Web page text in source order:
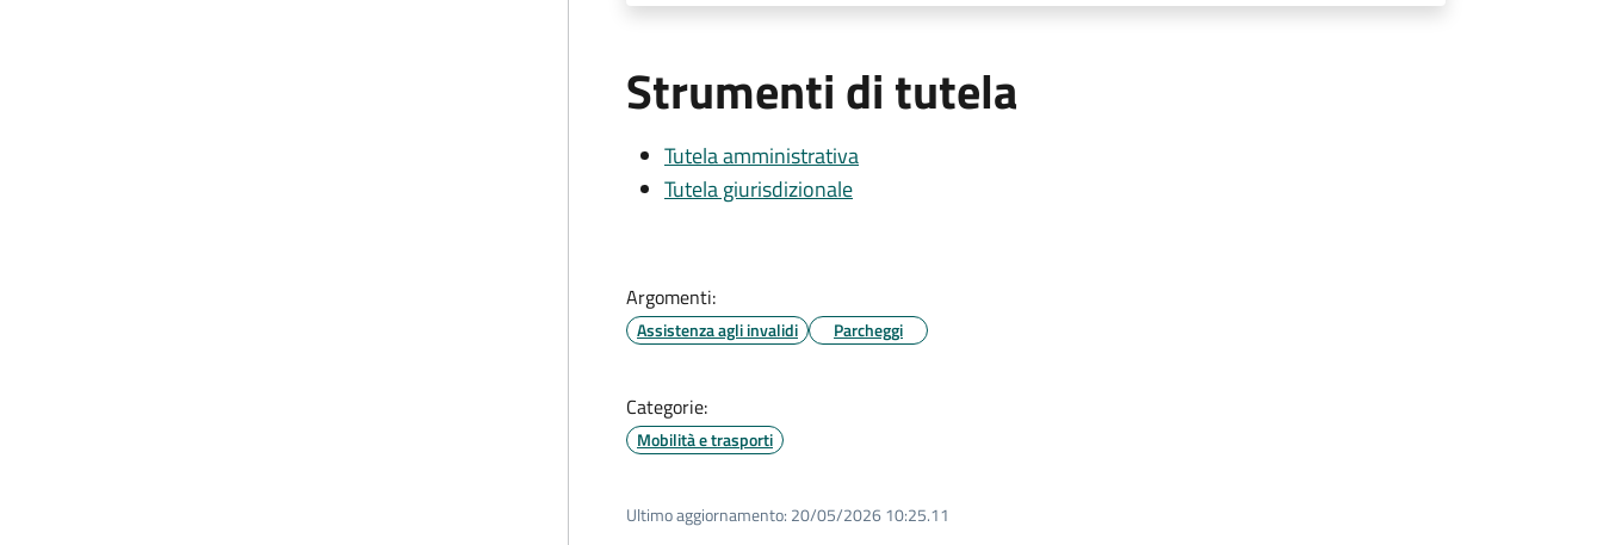
Strumenti di tutela
Tutela amministrativa
Tutela giurisdizionale
Argomenti:
Assistenza agli invalidi Parcheggi
Categorie:
Mobilità e trasporti
Ultimo aggiornamento: 20/05/2026 10:25.11